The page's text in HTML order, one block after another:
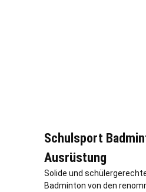
Schulsport
Ausrüstung
Solide und
Badminton von den